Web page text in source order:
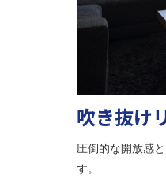
吹き抜け
圧倒的な開放感
す。